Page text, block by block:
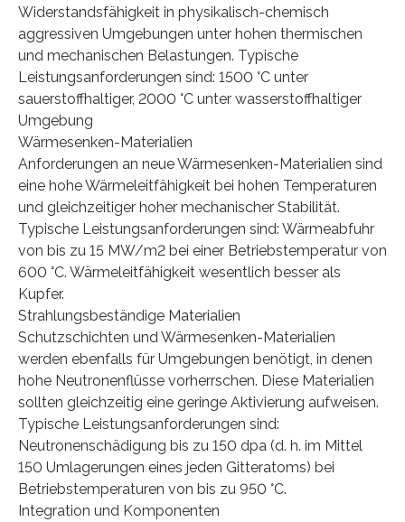
Widerstandsfähigkeit in physikalisch-chemisch
aggressiven Umgebungen unter hohen thermischen
und mechanischen Belastungen. Typische
Leistungsanforderungen sind: 1500 °C unter
sauerstoffhaltiger, 2000 °C unter wasserstoffhaltiger
Umgebung
Wärmesenken-Materialien
Anforderungen an neue Wärmesenken-Materialien sind
eine hohe Wärmeleitfähigkeit bei hohen Temperaturen
und gleichzeitiger hoher mechanischer Stabilität.
Typische Leistungsanforderungen sind: Wärmeabfuhr
von bis zu 15 MW/m2 bei einer Betriebstemperatur von
600 °C. Wärmeleitfähigkeit wesentlich besser als
Kupfer.
Strahlungsbeständige Materialien
Schutzschichten und Wärmesenken-Materialien
werden ebenfalls für Umgebungen benötigt, in denen
hohe Neutronenflüsse vorherrschen. Diese Materialien
sollten gleichzeitig eine geringe Aktivierung aufweisen.
Typische Leistungsanforderungen sind:
Neutronenschädigung bis zu 150 dpa (d. h. im Mittel
150 Umlagerungen eines jeden Gitteratoms) bei
Betriebstemperaturen von bis zu 950 °C.
Integration und Komponenten